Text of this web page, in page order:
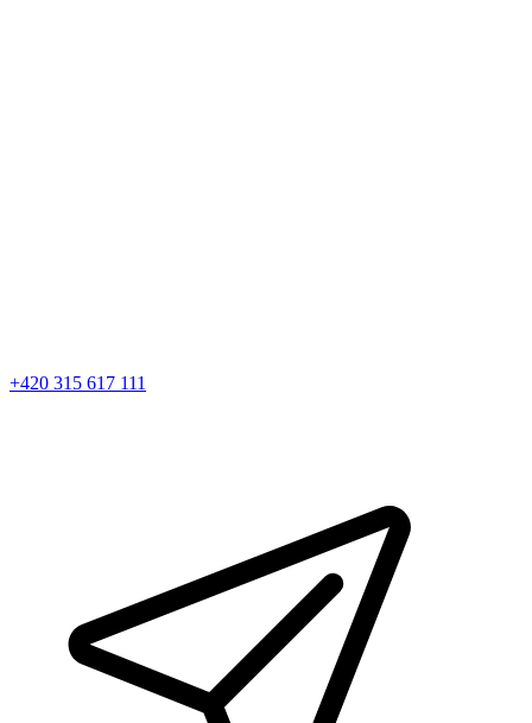
+420 315 617 111